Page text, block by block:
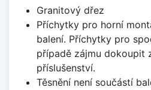
Granitový dřez
Příchytky pro horní
balení. Příchytky pro
případě zájmu dokoupit
příslušenství.
Těsnění není součástí